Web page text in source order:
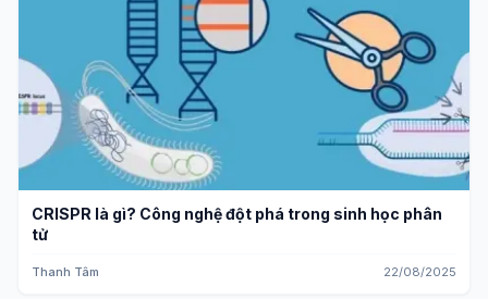
CRISPR là gì? Công nghệ đột phá trong sinh học phân
tử
Thanh Tâm 22/08/2025